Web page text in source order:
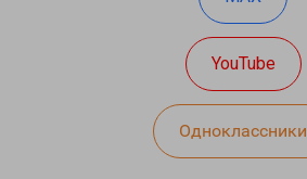
YouTube
Одноклассники